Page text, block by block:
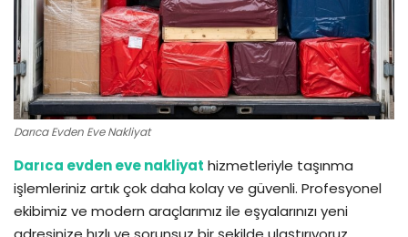
Darıca Evden Eve Nakliyat
Darıca evden eve nakliyat hizmetleriyle taşınma
işlemleriniz artık çok daha kolay ve güvenli. Profesyonel
ekibimiz ve modern araçlarımız ile eşyalarınızı yeni